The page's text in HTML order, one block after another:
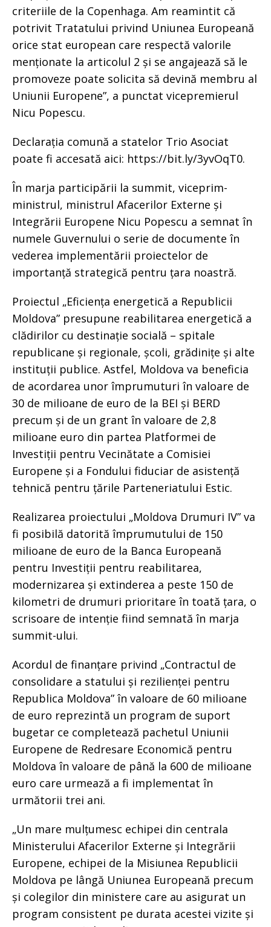
criteriile de la Copenhaga.­ Am reamintit că
potrivit Tratatului privind Uniunea Europeană
orice stat european care respectă valorile
menționate la articolul 2 și se angajează să le
promoveze poate solicita să devină membru al
Uniunii Europene”, a punctat vicepremierul
Nicu Popescu.
Declarația comună a statelor Trio Asociat
poate fi accesată aici: https://bit.ly/3yvOqT0.
În marja participării la summit, viceprim-
ministrul, ministrul Afacerilor Externe și
Integrării Europene Nicu Popescu a semnat în
numele Guvernului o serie de documente în
vederea implementării proiectelor de
importanță strategică pentru țara noastră.
Proiectul „Eficiența energetică a Republicii
Moldova” presupune reabilitarea energetică a
clădirilor cu destinație socială – spitale
republicane și regionale, școli, grădinițe și alte
instituții publice. Astfel, Moldova va beneficia
de acordarea unor împrumuturi în valoare de
30 de milioane de euro de la BEI și BERD
precum și de un grant în valoare de 2,8
milioane euro din partea Platformei de
Investiții pentru Vecinătate a Comisiei
Europene și a Fondului fiduciar de asistență
tehnică pentru țările Parteneriatului Estic.
Realizarea proiectului „Moldova Drumuri IV” va
fi posibilă datorită împrumutului de 150
milioane de euro de la Banca Europeană
pentru Investiții pentru reabilitarea,
modernizarea și extinderea a peste 150 de
kilometri de drumuri prioritare în toată țara, o
scrisoare de intenție fiind semnată în marja
summit-ului.
Acordul de finanțare privind „Contractul de
consolidare a statului și rezilienței pentru
Republica Moldova” în valoare de 60 milioane
de euro reprezintă un program de suport
bugetar ce completează pachetul Uniunii
Europene de Redresare Economică pentru
Moldova în valoare de până la 600 de milioane
euro care urmează a fi implementat în
următorii trei ani.
„Un mare mulțumesc echipei din centrala
Ministerului Afacerilor Externe și Integrării
Europene, echipei de la Misiunea Republicii
Moldova pe lângă Uniunea Europeană precum
și colegilor din ministere care au asigurat un
program consistent pe durata acestei vizite și